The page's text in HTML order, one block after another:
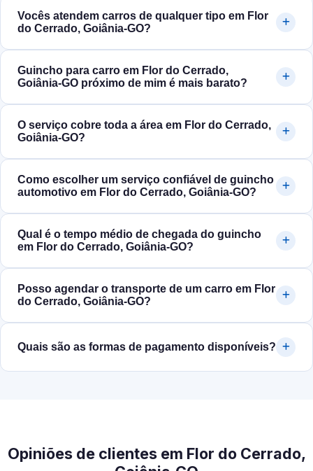
Vocês atendem carros de qualquer tipo em Flor
do Cerrado, Goiânia‑GO?
Guincho para carro em Flor do Cerrado,
Goiânia‑GO próximo de mim é mais barato?
O serviço cobre toda a área em Flor do Cerrado,
Goiânia‑GO?
Como escolher um serviço confiável de guincho
automotivo em Flor do Cerrado, Goiânia‑GO?
Qual é o tempo médio de chegada do guincho
em Flor do Cerrado, Goiânia‑GO?
Posso agendar o transporte de um carro em Flor
do Cerrado, Goiânia‑GO?
Quais são as formas de pagamento disponíveis?
Opiniões de clientes em Flor do Cerrado,